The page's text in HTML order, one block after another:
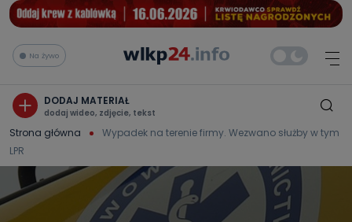
Na żywo
DODAJ MATERIAŁ
dodaj wideo, zdjęcie, tekst
Strona główna
Wypadek na terenie firmy. Wezwano służby w tym
LPR